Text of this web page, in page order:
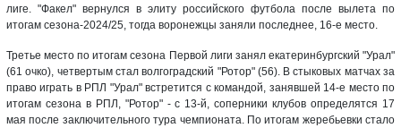
лиге. "Факел" вернулся в элиту российского футбола после вылета по
итогам сезона-2024/25, тогда воронежцы заняли последнее, 16-е место.
Третье место по итогам сезона Первой лиги занял екатеринбургский "Урал"
(61 очко), четвертым стал волгоградский "Ротор" (56). В стыковых матчах за
право играть в РПЛ "Урал" встретится с командой, занявшей 14-е место по
итогам сезона в РПЛ, "Ротор" - с 13-й, соперники клубов определятся 17
мая после заключительного тура чемпионата. По итогам жеребьевки стало